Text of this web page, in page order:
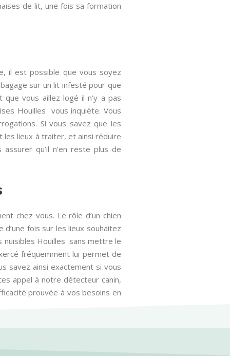
de lit, une fois sa formation
il est possible que vous soyez
sur un lit infesté pour que
vous aillez logé il n’y a pas
Houilles vous inquiète. Vous
Si vous savez que les
lieux à traiter, et ainsi réduire
qu’il n’en reste plus de
chez vous. Le rôle d’un chien
fois sur les lieux souhaitez
nuisibles Houilles sans mettre le
fréquemment lui permet de
savez ainsi exactement si vous
appel à notre détecteur canin,
prouvée à vos besoins en